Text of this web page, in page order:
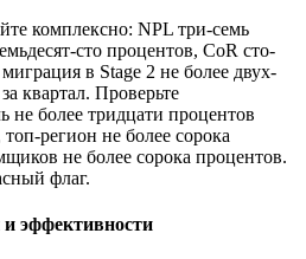
комплексно: NPL три-семь
сто процентов, CoR сто-
в Stage 2 не более двух-
квартал. Проверьте
не более тридцати процентов
регион не более сорока
не более сорока процентов.
флаг.
эффективности